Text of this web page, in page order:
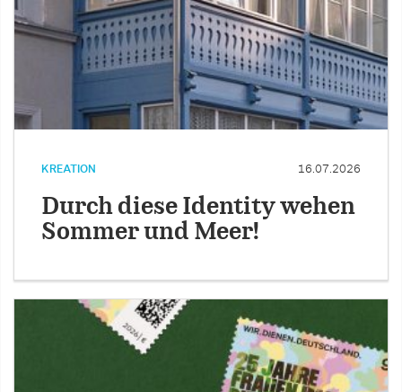
KREATION 16.07.2026
Durch diese Identity wehen
Sommer und Meer!